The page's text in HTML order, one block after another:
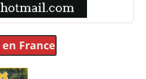
en France